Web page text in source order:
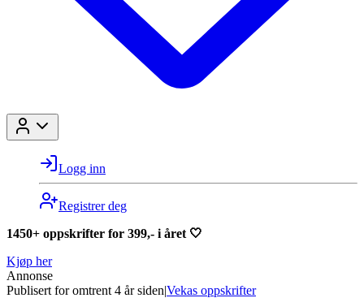
Logg inn
Registrer deg
1450+ oppskrifter for 399,- i året 🤍
Kjøp her
Annonse
Publisert for omtrent 4 år siden|Vekas oppskrifter